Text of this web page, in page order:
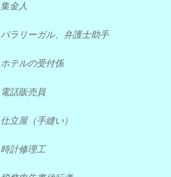
集金人
パラリーガル、弁護士助手
ホテルの受付係
電話販売員
仕立屋（手縫い）
時計修理工